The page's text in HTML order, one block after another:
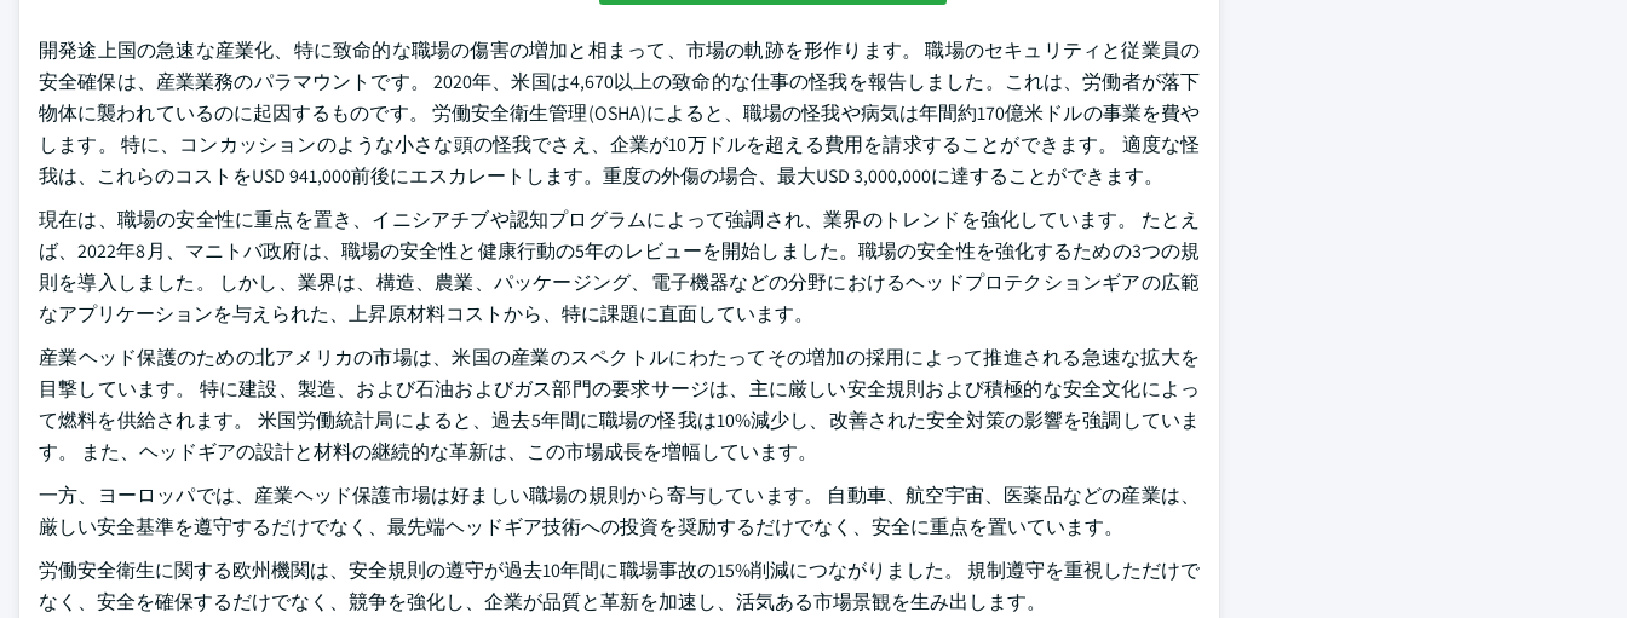
開発途上国の急速な産業化、特に致命的な職場の傷害の増加と相まって、市場の軌跡を形作ります。 職場のセキュリティと従業員の
安全確保は、産業業務のパラマウントです。 2020年、米国は4,670以上の致命的な仕事の怪我を報告しました。これは、労働者が落下
物体に襲われているのに起因するものです。 労働安全衛生管理(OSHA)によると、職場の怪我や病気は年間約170億米ドルの事業を費や
します。 特に、コンカッションのような小さな頭の怪我でさえ、企業が10万ドルを超える費用を請求することができます。 適度な怪
我は、これらのコストをUSD 941,000前後にエスカレートします。重度の外傷の場合、最大USD 3,000,000に達することができます。
現在は、職場の安全性に重点を置き、イニシアチブや認知プログラムによって強調され、業界のトレンドを強化しています。 たとえ
ば、2022年8月、マニトバ政府は、職場の安全性と健康行動の5年のレビューを開始しました。職場の安全性を強化するための3つの規
則を導入しました。 しかし、業界は、構造、農業、パッケージング、電子機器などの分野におけるヘッドプロテクションギアの広範
なアプリケーションを与えられた、上昇原材料コストから、特に課題に直面しています。
産業ヘッド保護のための北アメリカの市場は、米国の産業のスペクトルにわたってその増加の採用によって推進される急速な拡大を
目撃しています。 特に建設、製造、および石油およびガス部門の要求サージは、主に厳しい安全規則および積極的な安全文化によっ
て燃料を供給されます。 米国労働統計局によると、過去5年間に職場の怪我は10%減少し、改善された安全対策の影響を強調していま
す。 また、ヘッドギアの設計と材料の継続的な革新は、この市場成長を増幅しています。
一方、ヨーロッパでは、産業ヘッド保護市場は好ましい職場の規則から寄与しています。 自動車、航空宇宙、医薬品などの産業は、
厳しい安全基準を遵守するだけでなく、最先端ヘッドギア技術への投資を奨励するだけでなく、安全に重点を置いています。
労働安全衛生に関する欧州機関は、安全規則の遵守が過去10年間に職場事故の15%削減につながりました。 規制遵守を重視しただけで
なく、安全を確保するだけでなく、競争を強化し、企業が品質と革新を加速し、活気ある市場景観を生み出します。